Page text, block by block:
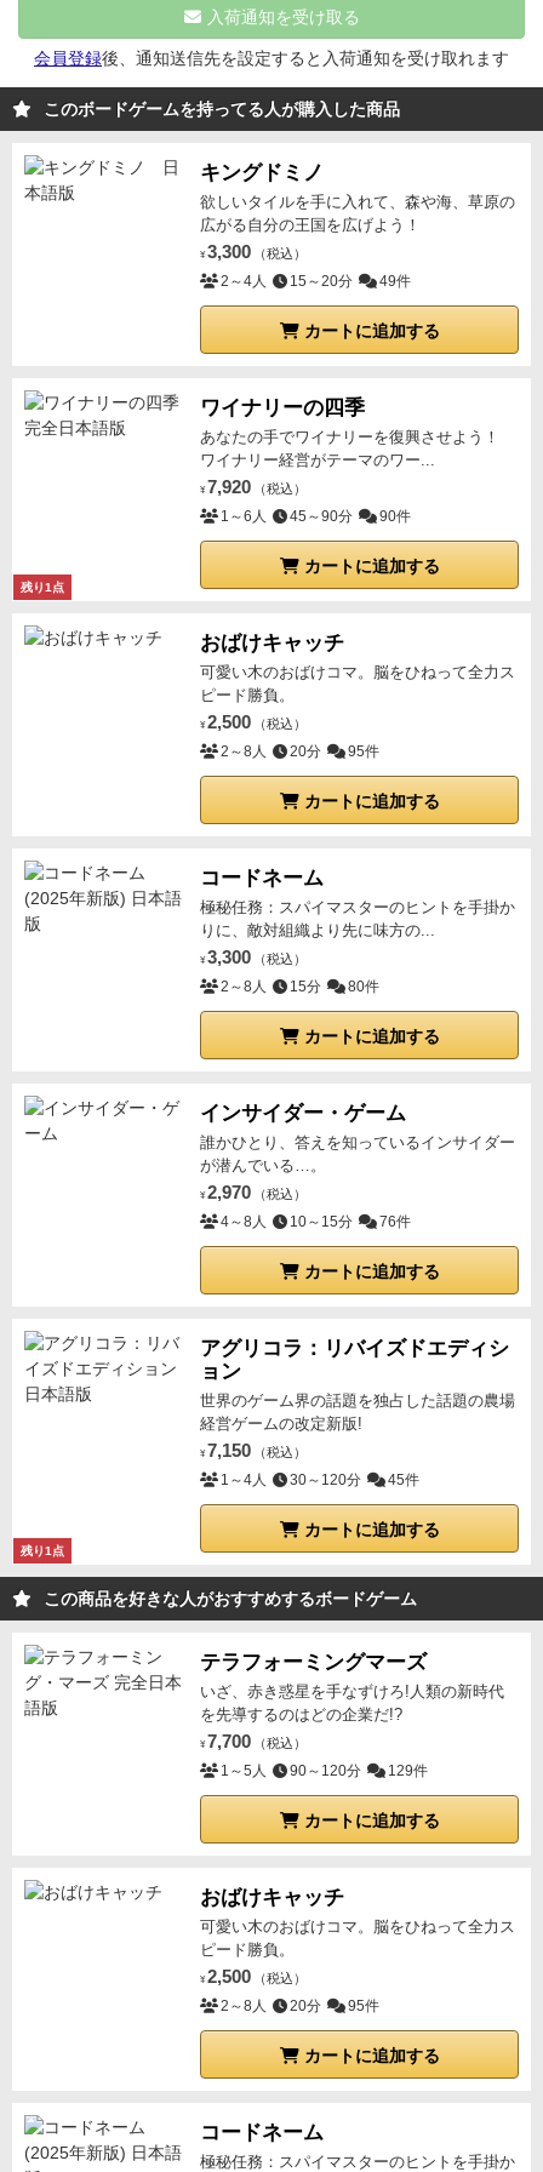
に立つ」のパックはストーリーは連邦で進むので、ガ
デムやりたいとかシャアやりたいというのはできない
ので、どうしてもジオンでやりたい！という人は厳し
いですね。
ただこのゲーム、6,000円程度にしてはコ
ンポーネントは結構頑張ってると思います。フェーズ
ごとにキャラタイルが別になっているので、たぶんア
ムロだけで6枚のタイルが。
ーツを立てて動かすのはちょっとウキウキします。
トーリーパネルを展開するということでカードも豊富
に用意してあり、展開の仕方はちょっとゲームブック
っぽい感じもあり。ダイスにもハロが描かれているな
ど、キャラゲーとしてはしっかり作り込んであるなと
ゲームですね。
が多くてめんどくさい(笑)
入荷通知を受け取る
会員登録後、通知送信先を設定すると入荷通知を受け取れます
このボードゲームを持ってる人が購入した商品
キングドミノ
欲しいタイルを手に入れて、森や海、草原の
広がる自分の王国を広げよう！
¥ 3,300 （税込）
2～4人 15～20分 49件
カートに追加する
残り1点
ワイナリーの四季
あなたの手でワイナリーを復興させよう！
ワイナリー経営がテーマのワー...
¥ 7,920 （税込）
1～6人 45～90分 90件
カートに追加する
おばけキャッチ
可愛い木のおばけコマ。脳をひねって全力ス
ピード勝負。
¥ 2,500 （税込）
2～8人 20分 95件
カートに追加する
コードネーム
極秘任務：スパイマスターのヒントを手掛か
りに、敵対組織より先に味方の...
¥ 3,300 （税込）
2～8人 15分 80件
カートに追加する
インサイダー・ゲーム
誰かひとり、答えを知っているインサイダー
が潜んでいる…。
¥ 2,970 （税込）
4～8人 10～15分 76件
カートに追加する
残り1点
アグリコラ：リバイズドエディシ
ョン
世界のゲーム界の話題を独占した話題の農場
経営ゲームの改定新版!
¥ 7,150 （税込）
1～4人 30～120分 45件
カートに追加する
この商品を好きな人がおすすめするボードゲーム
テラフォーミングマーズ
いざ、赤き惑星を手なずけろ!人類の新時代
を先導するのはどの企業だ!?
¥ 7,700 （税込）
1～5人 90～120分 129件
カートに追加する
おばけキャッチ
可愛い木のおばけコマ。脳をひねって全力ス
ピード勝負。
¥ 2,500 （税込）
2～8人 20分 95件
カートに追加する
コードネーム
極秘任務：スパイマスターのヒントを手掛か